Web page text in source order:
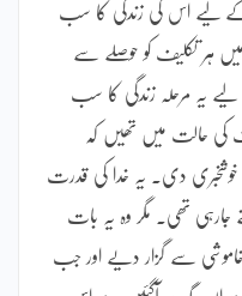
کے لیے اس کی زندگی کا سب
ہر تکلیف کو حوصلے سے
یہ مرحلہ زندگی کا سب
کی حالت میں تھیں کہ
دی۔ یہ خدا کی قدرت
جارہی تھی۔ مگر وہ یہ بات
خاموشی سے گزار دیے اور جب